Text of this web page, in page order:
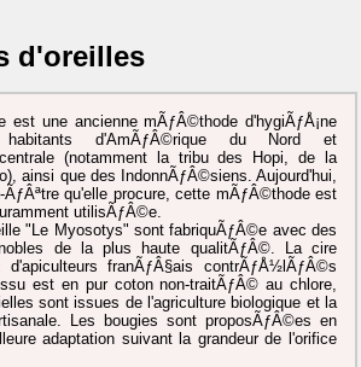
d'oreilles
est une ancienne mÃƒÂ©thode d'hygiÃƒÅ¡ne
d'AmÃƒÂ©rique du Nord et
(notamment la tribu des Hopi, de la
ainsi que des IndonnÃƒÂ©siens. Aujourd'hui,
qu'elle procure, cette mÃƒÂ©thode est
utilisÃƒÂ©e.
"Le Myosotys" sont fabriquÃƒÂ©e avec des
de la plus haute qualitÃƒÂ©. La cire
d'apiculteurs franÃƒÂ§ais contrÃƒÅ½lÃƒÂ©s
est en pur coton non-traitÃƒÂ© au chlore,
sont issues de l'agriculture biologique et la
Les bougies sont proposÃƒÂ©es en
adaptation suivant la grandeur de l'orifice